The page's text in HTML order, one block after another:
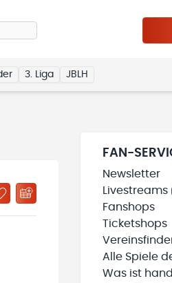
3. Liga JBLH
WIRD GELADEN
ZU „MEINE TEAMS“ HINZUFÜGEN
FAN-
Newsletter
Livestreams
Fanshops
Ticketshops
Alle Spiele
Was ist